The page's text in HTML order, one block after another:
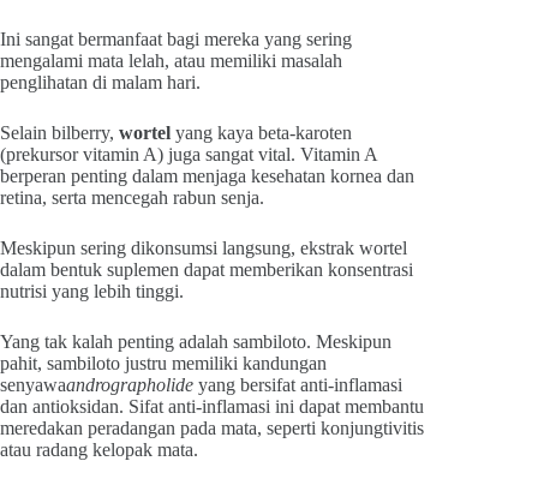
Ini sangat bermanfaat bagi mereka yang sering
mengalami mata lelah, atau memiliki masalah
penglihatan di malam hari.
Selain bilberry, wortel yang kaya beta-karoten
(prekursor vitamin A) juga sangat vital. Vitamin A
berperan penting dalam menjaga kesehatan kornea dan
retina, serta mencegah rabun senja.
Meskipun sering dikonsumsi langsung, ekstrak wortel
dalam bentuk suplemen dapat memberikan konsentrasi
nutrisi yang lebih tinggi.
Yang tak kalah penting adalah sambiloto. Meskipun
pahit, sambiloto justru memiliki kandungan
senyawaandrographolide yang bersifat anti-inflamasi
dan antioksidan. Sifat anti-inflamasi ini dapat membantu
meredakan peradangan pada mata, seperti konjungtivitis
atau radang kelopak mata.